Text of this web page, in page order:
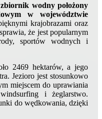
wodny położony
w województwie
krajobrazami oraz
że jest popularnym
sportów wodnych i
2469 hektarów, a jego
Jezioro jest stosunkowo
miejscem do uprawiania
i żeglarstwo.
do wędkowania, dzięki